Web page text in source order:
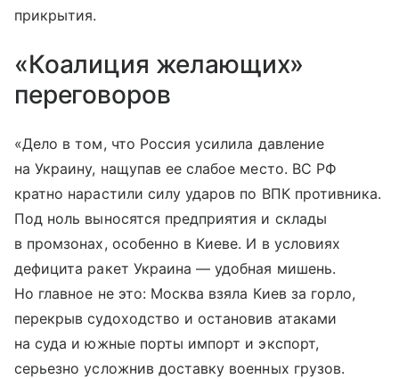
прикрытия.
«Коалиция желающих»
переговоров
«Дело в том, что Россия усилила давление
на Украину, нащупав ее слабое место. ВС РФ
кратно нарастили силу ударов по ВПК противника.
Под ноль выносятся предприятия и склады
в промзонах, особенно в Киеве. И в условиях
дефицита ракет Украина — удобная мишень.
Но главное не это: Москва взяла Киев за горло,
перекрыв судоходство и остановив атаками
на суда и южные порты импорт и экспорт,
серьезно усложнив доставку военных грузов.